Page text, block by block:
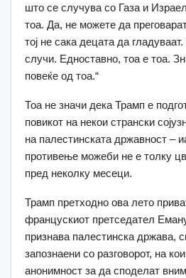
што се случува со Газа и
тоа. Да, не можете да
тој не сака децата да
случи. Едноставно, тоа е тоа.
повеќе од тоа.“
Тоа не значи дека Трамп е
повикот на некои странски
на палестинската државност –
противење можеби не е толку
пред неколку месеци.
Трамп претходно ова лето
францускиот претседател
признава палестинска држава,
запознаени со разговорот, на
анонимност за да споделат